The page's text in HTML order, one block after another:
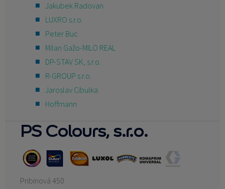
Jakubek Radovan
LUXRO s.r.o.
Peter Buc
Milan Gažo-MILO REAL
DP-STAV SK, s.r.o.
R-GROUP s.r.o.
Jaroslav Cibulka
Hoffmann
PS Colours, s.r.o.
Pribinová 450